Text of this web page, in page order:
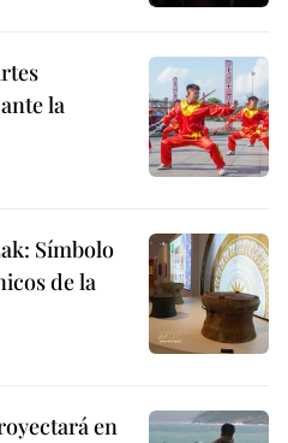
la
Símbolo
de la
en